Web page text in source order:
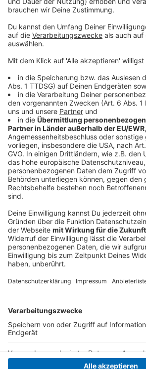
werden? Wir versuchen einen weniger
wissenschaftlichen
des Filterns passiert über eine
Das Netz wird von allen Seiten
harmlose Mineralien um. Projektleiter
erklärt. "Diese Mineralien nutzen wir
mineralstoffreiche Bewässerung"
regnet, wird alles rausgespült.
versickert oder Gärten und Bäume in
bewässert werden. Es gibt noch
Sachen Nachhaltigkeit.
Ein ähnliches Projekt gibt es schon in
Allerdings ist die Fassade in Köln nun
und steht mitten in der Kölner
getestet werden, ob für das
und wird damit Hitze reduzieren
Autoren: Joachim Schultheis & Frank
Anzeige
Anzeige